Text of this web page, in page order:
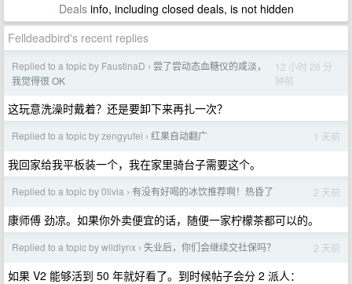
Dealsinfo, including closed deals, is not hidden
Felldeadbird's recent replies
Replied to a topic by FaustinaD › 尝了尝动态血糖仪的咸淡，
我觉得很 OK
12 小时 26 分
钟前
这玩意洗澡时戴着？还是要卸下来再扎一次？
Replied to a topic by zengyufei › 红果自动翻广 1 天前
我回家给我平板装一个，我在家里骑台子需要这个。
Replied to a topic by 0livia › 有没有好喝的冰饮推荐啊！热昏了 2 天前
康师傅 劲凉。如果你外卖便宜的话，随便一家柠檬茶都可以的。
Replied to a topic by wildlynx › 失业后，你们会继续交社保吗？ 2 天前
如果 V2 能够活到 50 年就好看了。到时候帖子会分 2 派人：